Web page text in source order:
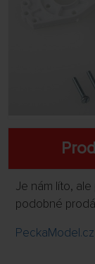
Je nám líto,
podobné
PeckaModel.cz